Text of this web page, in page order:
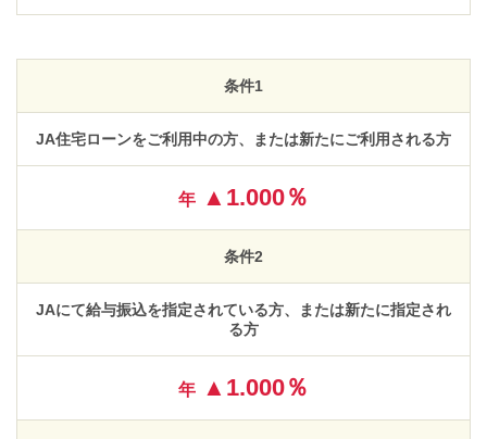
条件1
JA住宅ローンをご利用中の方、または新たにご利用される方
年 ▲1.000％
条件2
JAにて給与振込を指定されている方、または新たに指定され
る方
年 ▲1.000％